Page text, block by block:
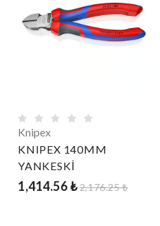
Knipex
KNIPEX 140MM
YANKESKİ
1,414.56 ₺2,176.25 ₺